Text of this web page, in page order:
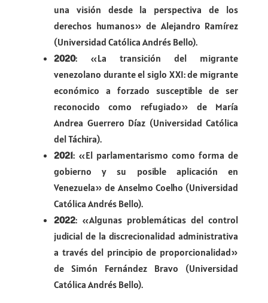
una visión desde la perspectiva de los
derechos humanos» de Alejandro Ramírez
(Universidad Católica Andrés Bello).
2020: «La transición del migrante
venezolano durante el siglo XXI: de migrante
económico a forzado susceptible de ser
reconocido como refugiado» de María
Andrea Guerrero Díaz (Universidad Católica
del Táchira).
2021: «El parlamentarismo como forma de
gobierno y su posible aplicación en
Venezuela» de Anselmo Coelho (Universidad
Católica Andrés Bello).
2022: «Algunas problemáticas del control
judicial de la discrecionalidad administrativa
a través del principio de proporcionalidad»
de Simón Fernández Bravo (Universidad
Católica Andrés Bello).